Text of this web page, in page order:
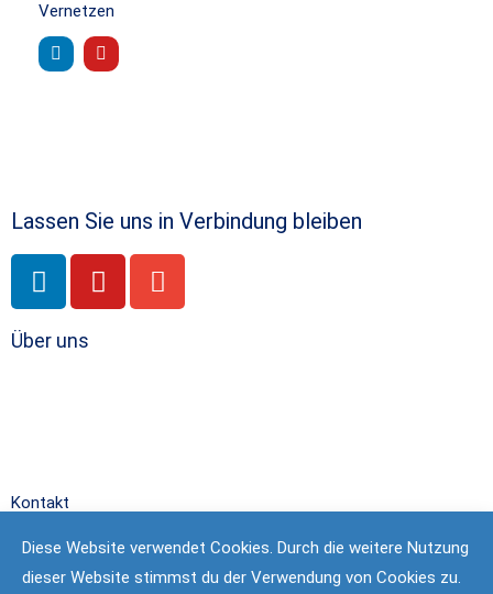
Vernetzen
Lassen Sie uns in Verbindung bleiben
Über uns
Kontakt
Diese Website verwendet Cookies. Durch die weitere Nutzung
dieser Website stimmst du der Verwendung von Cookies zu.